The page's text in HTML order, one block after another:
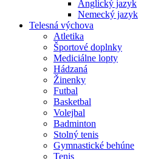
Anglický jazyk
Nemecký jazyk
Telesná výchova
Atletika
Športové doplnky
Mediciálne lopty
Hádzaná
Žinenky
Futbal
Basketbal
Volejbal
Badminton
Stolný tenis
Gymnastické behúne
Tenis